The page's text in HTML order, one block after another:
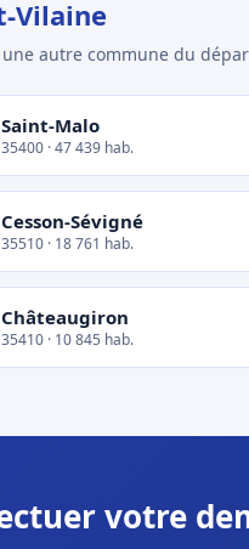
Vilaine
autre commune du
Saint-Malo
35400 · 47 439 hab.
Cesson-Sévigné
35510 · 18 761 hab.
Châteaugiron
35410 · 10 845 hab.
votre